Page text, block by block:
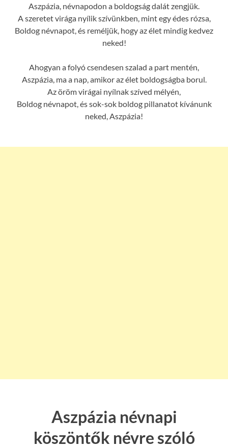
Aszpázia, névnapodon a boldogság dalát zengjük.
A szeretet virága nyílik szívünkben, mint egy édes rózsa,
Boldog névnapot, és reméljük, hogy az élet mindig kedvez
neked!
Ahogyan a folyó csendesen szalad a part mentén,
Aszpázia, ma a nap, amikor az élet boldogságba borul.
Az öröm virágai nyílnak szíved mélyén,
Boldog névnapot, és sok-sok boldog pillanatot kívánunk
neked, Aszpázia!
Aszpázia névnapi
köszöntők névre szóló